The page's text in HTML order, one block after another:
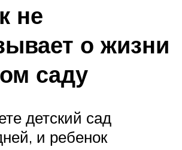
не
о жизни
саду
детский сад
и ребенок